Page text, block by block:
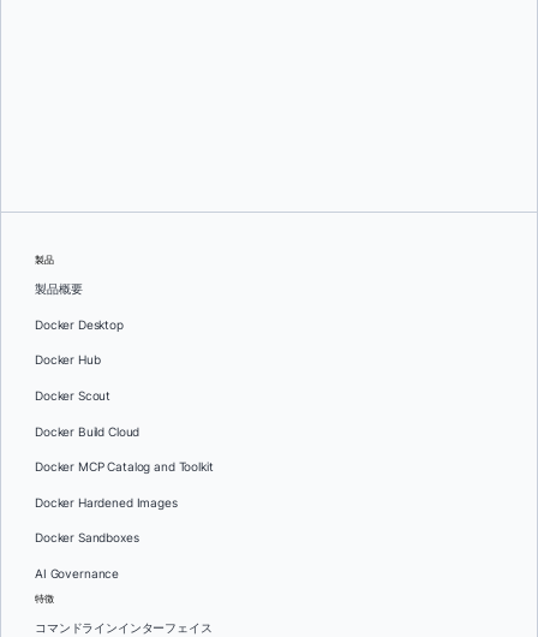
製品
製品概要
Docker Desktop
Docker Hub
Docker Scout
Docker Build Cloud
Docker MCP Catalog and Toolkit
Docker Hardened Images
Docker Sandboxes
AI Governance
特徴
コマンドラインインターフェイス